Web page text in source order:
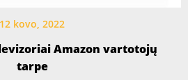
12 kovo, 2022
Amazon vartotojų
tarpe